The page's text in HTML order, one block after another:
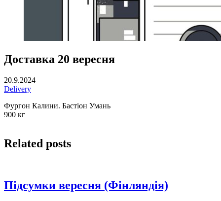
Доставка 20 вересня
20.9.2024
Delivery
Фургон Калини. Бастіон Умань
900 кг
Related posts
Підсумки вересня (Фінляндія)